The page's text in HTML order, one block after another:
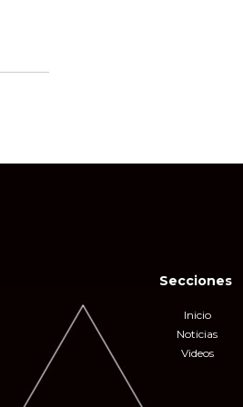
Secciones
Inicio
Noticias
Videos